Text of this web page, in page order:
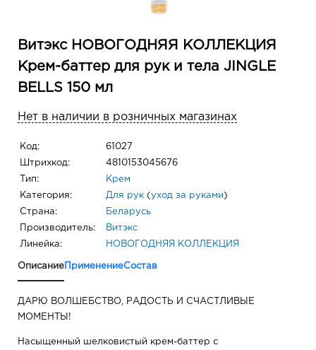
Витэкс НОВОГОДНЯЯ КОЛЛЕКЦИЯ
Крем-баттер для рук и тела JINGLE
BELLS 150 мл
Нет в наличии в розничных магазинах
Код: 61027
Штрихкод: 4810153045676
Тип: Крем
Категория: Для рук ( уход за руками )
Страна: Беларусь
Производитель: Витэкс
Линейка: НОВОГОДНЯЯ КОЛЛЕКЦИЯ
Описание ПрименениеСостав
ДАРЮ ВОЛШЕБСТВО, РАДОСТЬ И СЧАСТЛИВЫЕ
МОМЕНТЫ!
Насыщенный шелковистый крем-баттер с